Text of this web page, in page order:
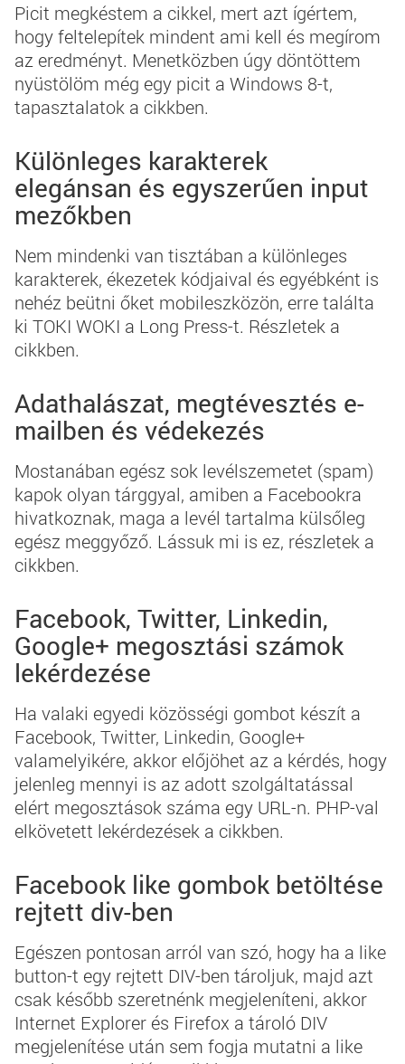
Picit megkéstem a cikkel, mert azt ígértem,
hogy feltelepítek mindent ami kell és megírom
az eredményt. Menetközben úgy döntöttem
nyüstölöm még egy picit a Windows 8-t,
tapasztalatok a cikkben.
Különleges karakterek
elegánsan és egyszerűen input
mezőkben
Nem mindenki van tisztában a különleges
karakterek, ékezetek kódjaival és egyébként is
nehéz beütni őket mobileszközön, erre találta
ki TOKI WOKI a Long Press-t. Részletek a
cikkben.
Adathalászat, megtévesztés e-
mailben és védekezés
Mostanában egész sok levélszemetet (spam)
kapok olyan tárggyal, amiben a Facebookra
hivatkoznak, maga a levél tartalma külsőleg
egész meggyőző. Lássuk mi is ez, részletek a
cikkben.
Facebook, Twitter, Linkedin,
Google+ megosztási számok
lekérdezése
Ha valaki egyedi közösségi gombot készít a
Facebook, Twitter, Linkedin, Google+
valamelyikére, akkor előjöhet az a kérdés, hogy
jelenleg mennyi is az adott szolgáltatással
elért megosztások száma egy URL-n. PHP-val
elkövetett lekérdezések a cikkben.
Facebook like gombok betöltése
rejtett div-ben
Egészen pontosan arról van szó, hogy ha a like
button-t egy rejtett DIV-ben tároljuk, majd azt
csak később szeretnénk megjeleníteni, akkor
Internet Explorer és Firefox a tároló DIV
megjelenítése után sem fogja mutatni a like